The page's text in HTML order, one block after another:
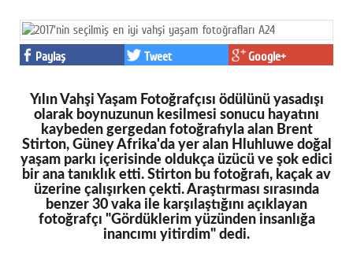
Paylaş Tweet Google+
Yılın Vahşi Yaşam Fotoğrafçısı ödülünü yasadışı
olarak boynuzunun kesilmesi sonucu hayatını
kaybeden gergedan fotoğrafıyla alan Brent
Stirton, Güney Afrika'da yer alan Hluhluwe doğal
yaşam parkı içerisinde oldukça üzücü ve şok edici
bir ana tanıklık etti. Stirton bu fotoğrafı, kaçak av
üzerine çalışırken çekti. Araştırması sırasında
benzer 30 vaka ile karşılaştığını açıklayan
fotoğrafçı "Gördüklerim yüzünden insanlığa
inancımı yitirdim" dedi.